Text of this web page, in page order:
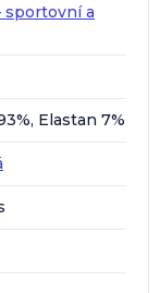
sportovní a
Elastan 7%